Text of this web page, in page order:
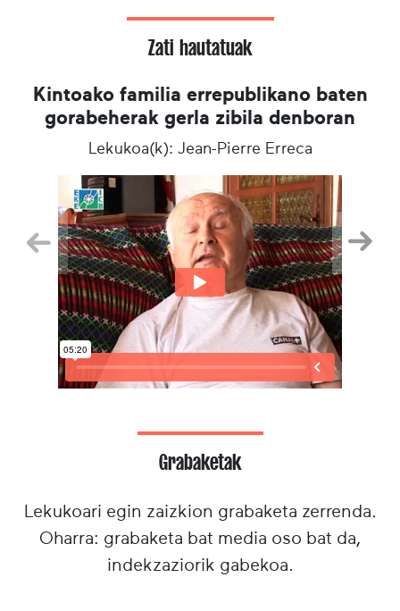
Zati hautatuak
Kintoako familia errepublikano baten
gorabeherak gerla zibila denboran
Lekukoa(k): Jean-Pierre Erreca
Aurrekoa
Grabaketak
Lekukoari egin zaizkion grabaketa zerrenda.
Oharra: grabaketa bat media oso bat da,
indekzaziorik gabekoa.